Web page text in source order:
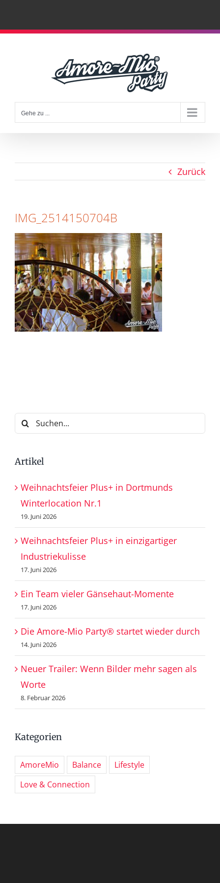
Zum
Gehe zu ...
Zurück
IMG_2514150704B
Suche
nach:
Artikel
Weihnachtsfeier Plus+ in Dortmunds
Winterlocation Nr.1
19. Juni 2026
Weihnachtsfeier Plus+ in einzigartiger
Industriekulisse
17. Juni 2026
Ein Team vieler Gänsehaut-Momente
17. Juni 2026
Die Amore-Mio Party® startet wieder durch
14. Juni 2026
Neuer Trailer: Wenn Bilder mehr sagen als
Worte
8. Februar 2026
Kategorien
AmoreMio Balance
Lifestyle
Love & Connection